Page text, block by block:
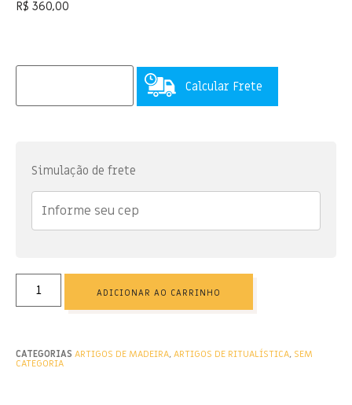
R$ 360,00
Calcular Frete
Simulação de frete
ADICIONAR AO CARRINHO
CATEGORIAS ARTIGOS DE MADEIRA,ARTIGOS DE RITUALÍSTICA, SEM
CATEGORIA